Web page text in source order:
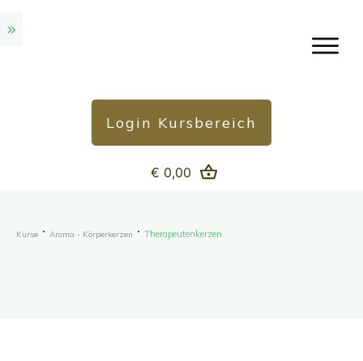
Login Kursbereich
€ 0,00
Kurse Aroma - Körperkerzen Therapeutenkerzen